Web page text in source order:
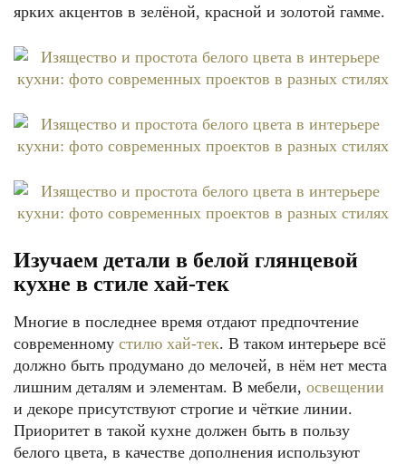
ярких акцентов в зелёной, красной и золотой гамме.
Изучаем детали в белой глянцевой
кухне в стиле хай-тек
Многие в последнее время отдают предпочтение
современному стилю хай-тек. В таком интерьере всё
должно быть продумано до мелочей, в нём нет места
лишним деталям и элементам. В мебели, освещении
и декоре присутствуют строгие и чёткие линии.
Приоритет в такой кухне должен быть в пользу
белого цвета, в качестве дополнения используют